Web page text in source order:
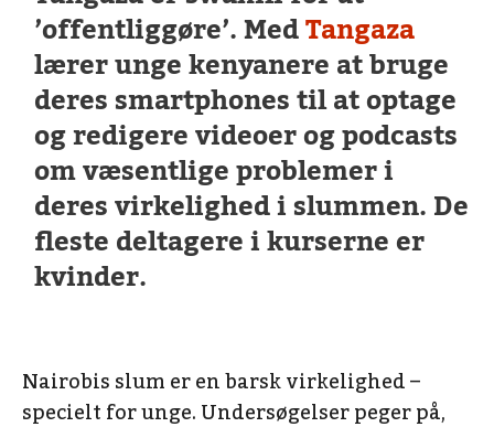
’offentliggøre’. MedTangaza
lærer unge kenyanere at bruge
deres smartphones til at optage
og redigere videoer og podcasts
om væsentlige problemer i
deres virkelighed i slummen. De
fleste deltagere i kurserne er
kvinder.
Nairobis slum er en barsk virkelighed –
specielt for unge. Undersøgelser peger på,